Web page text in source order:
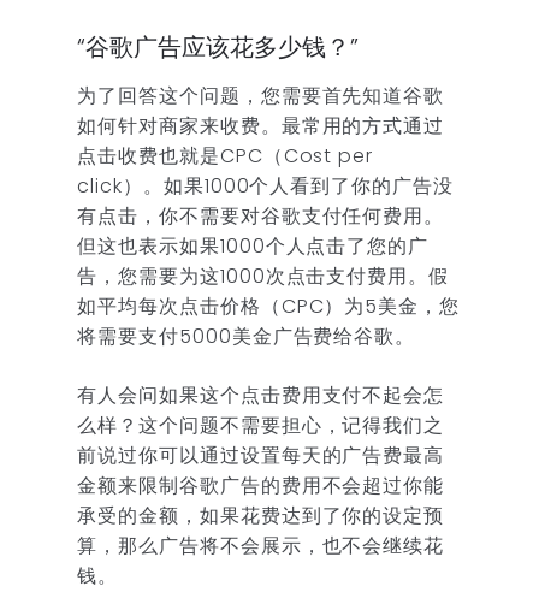
“谷歌广告应该花多少钱？”
为了回答这个问题，您需要首先知道谷歌
如何针对商家来收费。最常用的方式通过
点击收费也就是CPC（Cost per
click）。如果1000个人看到了你的广告没
有点击，你不需要对谷歌支付任何费用。
但这也表示如果1000个人点击了您的广
告，您需要为这1000次点击支付费用。假
如平均每次点击价格（CPC）为5美金，您
将需要支付5000美金广告费给谷歌。
有人会问如果这个点击费用支付不起会怎
么样？这个问题不需要担心，记得我们之
前说过你可以通过设置每天的广告费最高
金额来限制谷歌广告的费用不会超过你能
承受的金额，如果花费达到了你的设定预
算，那么广告将不会展示，也不会继续花
钱。